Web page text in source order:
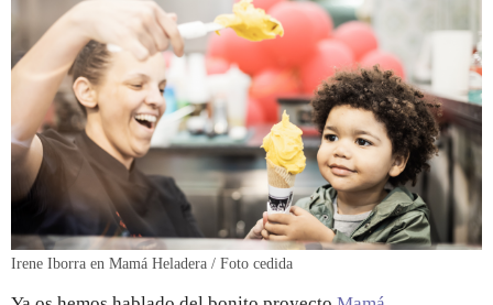
Irene Iborra en Mamá Heladera / Foto cedida